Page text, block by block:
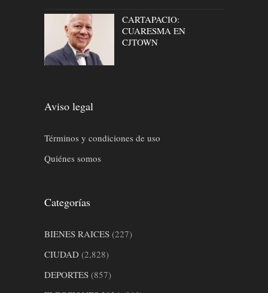
CARTAPACIO:
CUARESMA EN
CJTOWN
Aviso legal
Términos y condiciones de uso
Quiénes somos
Categorías
BIENES RAICES (227)
CIUDAD (2,828)
DEPORTES (857)